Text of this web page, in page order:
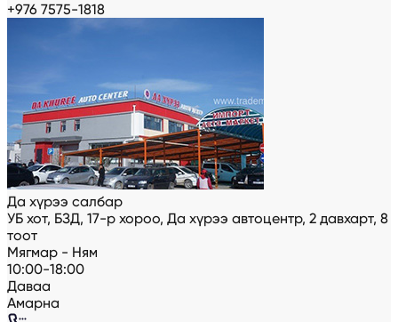
+976 7575-1818
Да хүрээ салбар
УБ хот, БЗД, 17-р хороо, Да хүрээ автоцентр, 2 давхарт, 8
тоот
Мягмар - Ням
10:00-18:00
Даваа
Амарна